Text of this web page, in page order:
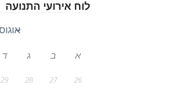
לוח אירועי התנועה
א ב ג ד
26
27
28
29